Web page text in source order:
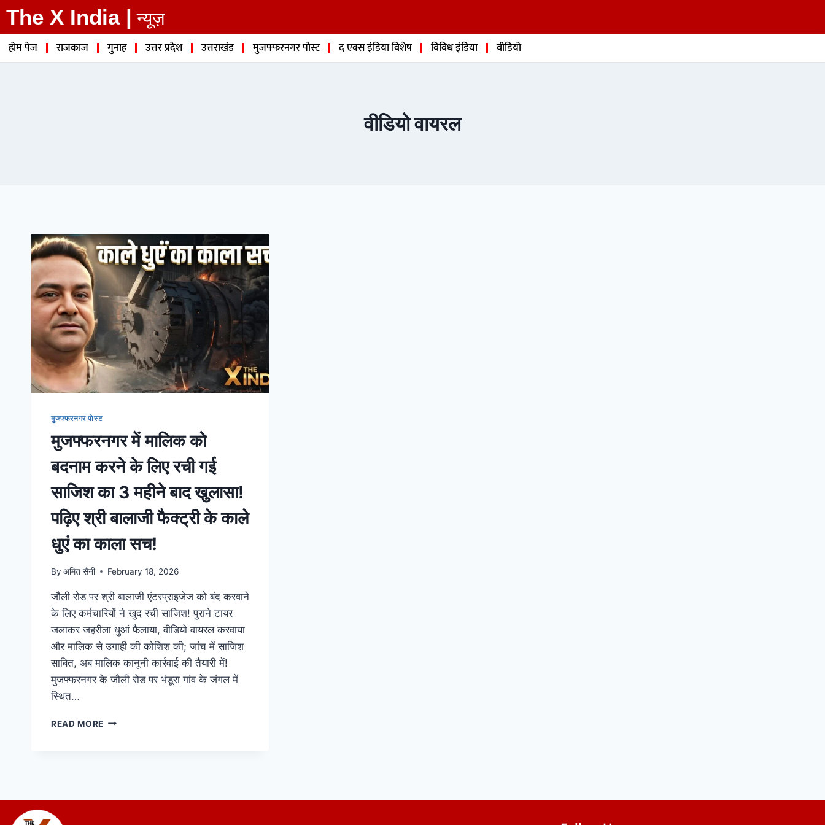
The X India | न्यूज़
होम पेज राजकाज गुनाह उत्तर प्रदेश उत्तराखंड मुजफ्फरनगर पोस्ट द एक्स इंडिया विशेष विविध इंडिया वीडियो
वीडियो वायरल
मुजफ्फरनगर पोस्ट
मुजफ्फरनगर में मालिक को
बदनाम करने के लिए रची गई
साजिश का 3 महीने बाद खुलासा!
पढ़िए श्री बालाजी फैक्ट्री के काले
धुएं का काला सच!
By अमित सैनी February 18, 2026
जौली रोड पर श्री बालाजी एंटरप्राइजेज को बंद करवाने
के लिए कर्मचारियों ने खुद रची साजिश! पुराने टायर
जलाकर जहरीला धुआं फैलाया, वीडियो वायरल करवाया
और मालिक से उगाही की कोशिश की; जांच में साजिश
साबित, अब मालिक कानूनी कार्रवाई की तैयारी में!
मुजफ्फरनगर के जौली रोड पर भंडूरा गांव के जंगल में
स्थित…
READ MORE